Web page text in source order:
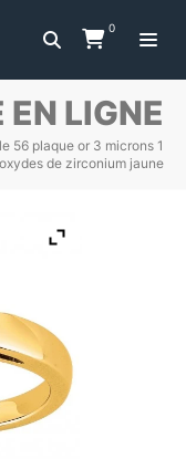
0
LIGNE
56 plaque or 3 microns 1
oxydes de zirconium jaune